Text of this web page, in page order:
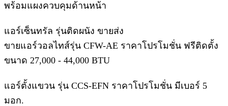
พร้อมแผงควบคุมด้านหน้า
แอร์เซ็นทรัล รุ่นติดผนัง ขายส่ง
ขายแอร์วอลไทส์รุ่น CFW-AE ราคาโปรโมชั่น ฟรีติดตั้ง
ขนาด 27,000 - 44,000 BTU
แอร์ตั้งแขวน รุ่น CCS-EFN ราคาโปรโมชั่น มีเบอร์ 5
มอก.